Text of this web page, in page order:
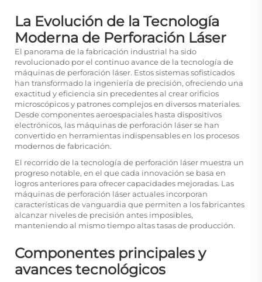
La Evolución de la Tecnología
Moderna de Perforación Láser
El panorama de la fabricación industrial ha sido
revolucionado por el continuo avance de la tecnología de
máquinas de perforación láser. Estos sistemas sofisticados
han transformado la ingeniería de precisión, ofreciendo una
exactitud y eficiencia sin precedentes al crear orificios
microscópicos y patrones complejos en diversos materiales.
Desde componentes aeroespaciales hasta dispositivos
electrónicos, las máquinas de perforación láser se han
convertido en herramientas indispensables en los procesos
modernos de fabricación.
El recorrido de la tecnología de perforación láser muestra un
progreso notable, en el que cada innovación se basa en
logros anteriores para ofrecer capacidades mejoradas. Las
máquinas de perforación láser actuales incorporan
características de vanguardia que permiten a los fabricantes
alcanzar niveles de precisión antes imposibles,
manteniendo al mismo tiempo altas tasas de producción.
Componentes principales y
avances tecnológicos